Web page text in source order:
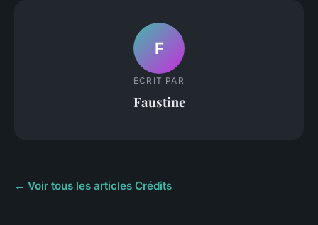
F
ECRIT PAR
Faustine
← Voir tous les articles Crédits